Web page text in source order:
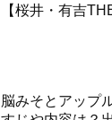
【桜井・有吉
脳みそとアップ